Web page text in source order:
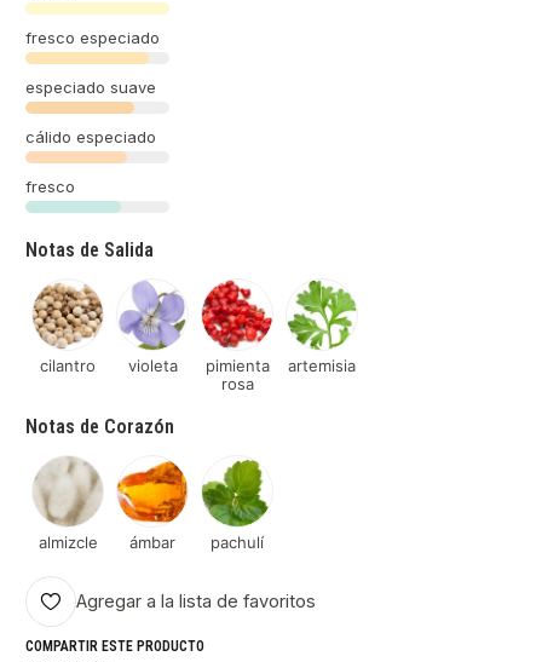
fresco especiado
especiado suave
cálido especiado
fresco
Notas de Salida
cilantro violeta
pimienta
rosa
artemisia
Notas de Corazón
almizcle ámbar pachulí
Agregar a la lista de favoritos
COMPARTIR ESTE PRODUCTO